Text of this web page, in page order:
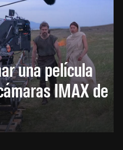
una película
IMAX de